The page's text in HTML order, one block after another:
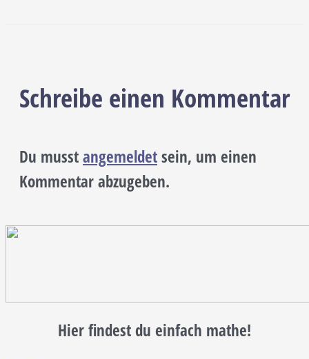
Schreibe einen Kommentar
Du musstangemeldetsein, um einen
Kommentar abzugeben.
Hier findest du einfach mathe!